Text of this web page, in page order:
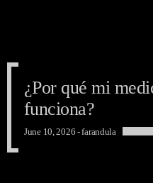
¿Por qué mi
funciona?
June 10, 2026 -farandula